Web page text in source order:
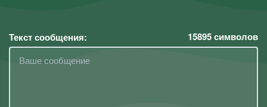
Текст сообщения: 15895символов